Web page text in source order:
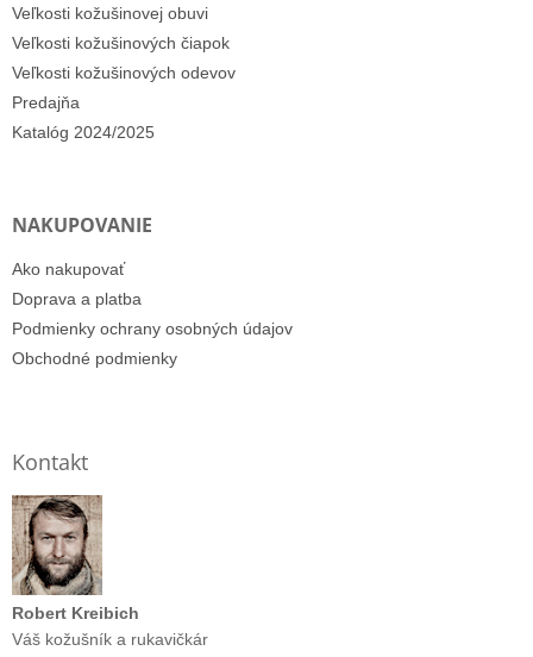
Veľkosti kožušinovej obuvi
Veľkosti kožušinových čiapok
Veľkosti kožušinových odevov
Predajňa
Katalóg 2024/2025
NAKUPOVANIE
Ako nakupovať
Doprava a platba
Podmienky ochrany osobných údajov
Obchodné podmienky
Kontakt
Robert Kreibich
Váš kožušník a rukavičkár